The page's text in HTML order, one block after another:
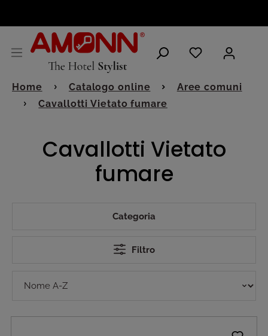
Home Catalogo online
Aree comuni
Cavallotti Vietato fumare
Cavallotti Vietato
fumare
Categoria
Filtro